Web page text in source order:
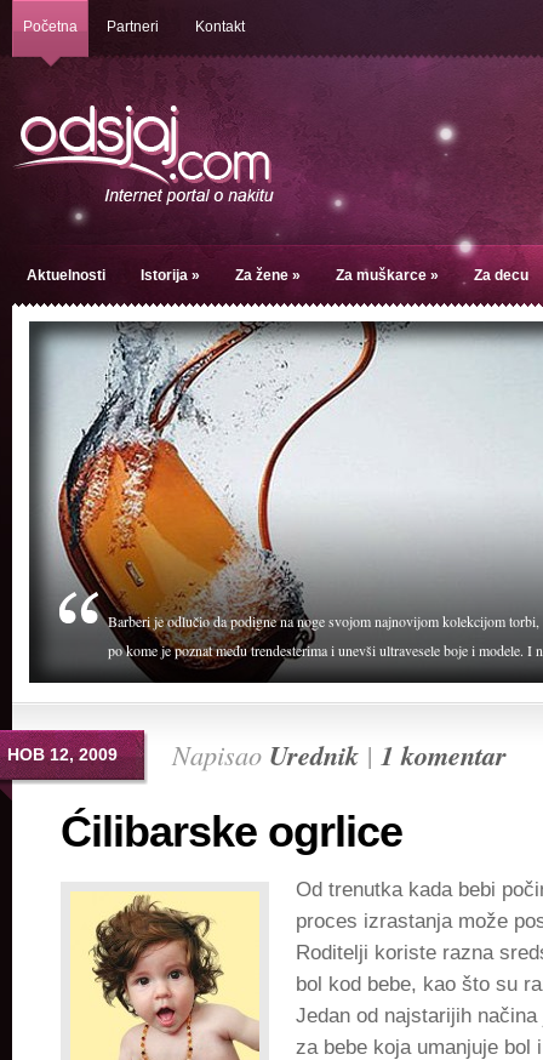
Početna Partneri Kontakt
Aktuelnosti Istorija » Za žene » Za muškarce » Za decu
Barberi je odlučio da podigne na noge svojom najnovijom kolekcijom
po kome je poznat među trendesterima i unevši ultravesele boje i modele. I
НОВ 12, 2009 Napisao Urednik | 1 komentar
Ćilibarske ogrlice
Od trenutka kada bebi
proces izrastanja može
Roditelji koriste razna
bol kod bebe, kao što su
Jedan od najstarijih
za bebe koja umanjuje bol